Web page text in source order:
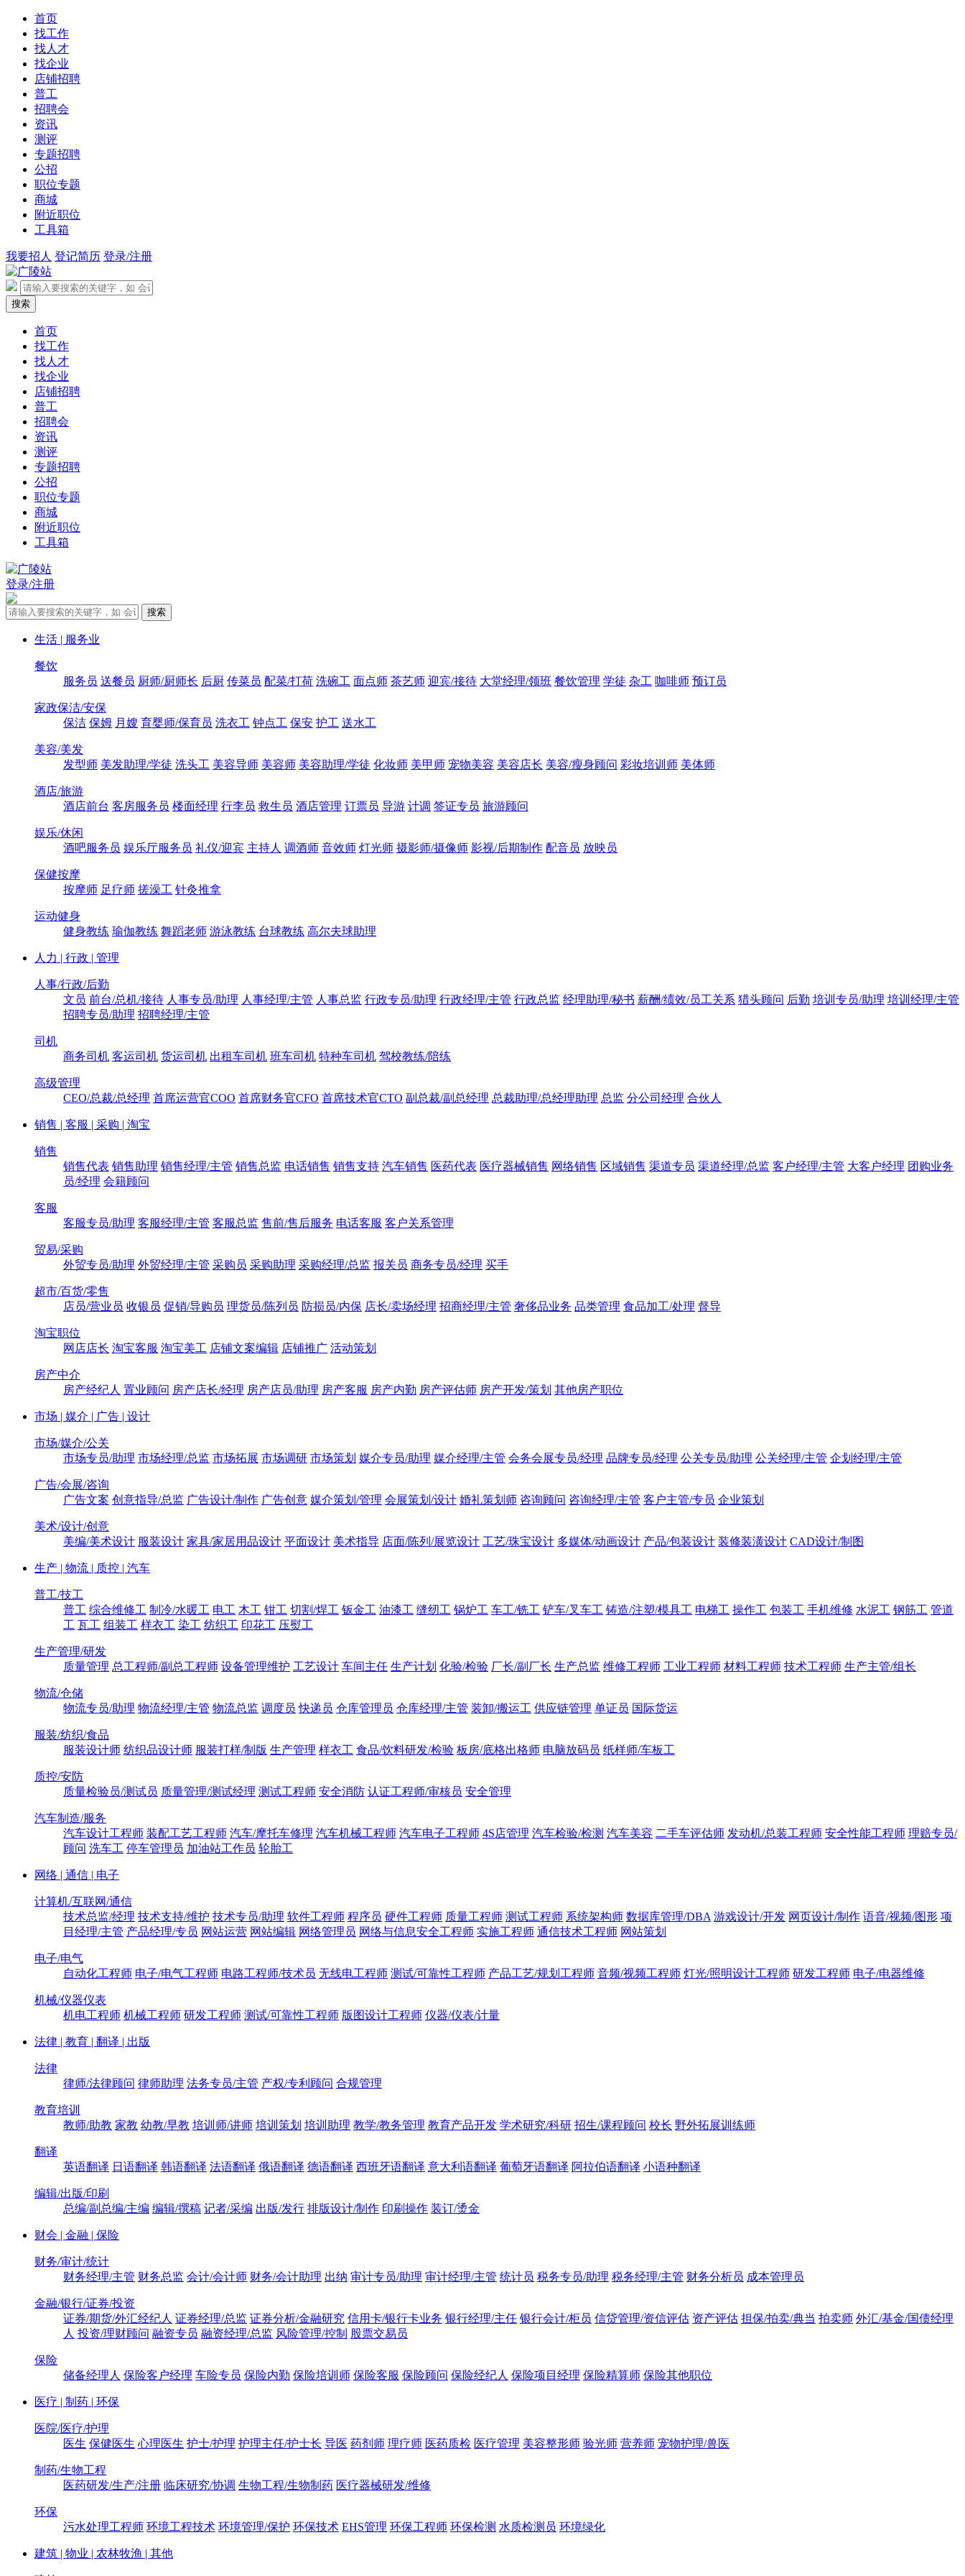
首页
找工作
找人才
找企业
店铺招聘
普工
招聘会
资讯
测评
专题招聘
公招
职位专题
商城
附近职位
工具箱
我要招人 登记简历 登录/注册
首页
找工作
找人才
找企业
店铺招聘
普工
招聘会
资讯
测评
专题招聘
公招
职位专题
商城
附近职位
工具箱
登录/注册
生活 | 服务业
餐饮
服务员 送餐员 厨师/厨师长 后厨 传菜员 配菜/打荷 洗碗工 面点师 茶艺师 迎宾/接待 大堂经理/领班 餐饮管理 学徒 杂工 咖啡师 预订员
家政保洁/安保
保洁 保姆 月嫂 育婴师/保育员 洗衣工 钟点工 保安 护工 送水工
美容/美发
发型师 美发助理/学徒 洗头工 美容导师 美容师 美容助理/学徒 化妆师 美甲师 宠物美容 美容店长 美容/瘦身顾问 彩妆培训师 美体师
酒店/旅游
酒店前台 客房服务员 楼面经理 行李员 救生员 酒店管理 订票员 导游 计调 签证专员 旅游顾问
娱乐/休闲
酒吧服务员 娱乐厅服务员 礼仪/迎宾 主持人 调酒师 音效师 灯光师 摄影师/摄像师 影视/后期制作 配音员 放映员
保健按摩
按摩师 足疗师 搓澡工 针灸推拿
运动健身
健身教练 瑜伽教练 舞蹈老师 游泳教练 台球教练 高尔夫球助理
人力 | 行政 | 管理
人事/行政/后勤
文员 前台/总机/接待 人事专员/助理 人事经理/主管 人事总监 行政专员/助理 行政经理/主管 行政总监 经理助理/秘书 薪酬/绩效/员工关系 猎头顾问 后勤 培训专员/助理 培训经理/主管
招聘专员/助理 招聘经理/主管
司机
商务司机 客运司机 货运司机 出租车司机 班车司机 特种车司机 驾校教练/陪练
高级管理
CEO/总裁/总经理 首席运营官COO 首席财务官CFO 首席技术官CTO 副总裁/副总经理 总裁助理/总经理助理 总监 分公司经理 合伙人
销售 | 客服 | 采购 | 淘宝
销售
销售代表 销售助理 销售经理/主管 销售总监 电话销售 销售支持 汽车销售 医药代表 医疗器械销售 网络销售 区域销售 渠道专员 渠道经理/总监 客户经理/主管 大客户经理 团购业务
员/经理 会籍顾问
客服
客服专员/助理 客服经理/主管 客服总监 售前/售后服务 电话客服 客户关系管理
贸易/采购
外贸专员/助理 外贸经理/主管 采购员 采购助理 采购经理/总监 报关员 商务专员/经理 买手
超市/百货/零售
店员/营业员 收银员 促销/导购员 理货员/陈列员 防损员/内保 店长/卖场经理 招商经理/主管 奢侈品业务 品类管理 食品加工/处理 督导
淘宝职位
网店店长 淘宝客服 淘宝美工 店铺文案编辑 店铺推广 活动策划
房产中介
房产经纪人 置业顾问 房产店长/经理 房产店员/助理 房产客服 房产内勤 房产评估师 房产开发/策划 其他房产职位
市场 | 媒介 | 广告 | 设计
市场/媒介/公关
市场专员/助理 市场经理/总监 市场拓展 市场调研 市场策划 媒介专员/助理 媒介经理/主管 会务会展专员/经理 品牌专员/经理 公关专员/助理 公关经理/主管 企划经理/主管
广告/会展/咨询
广告文案 创意指导/总监 广告设计/制作 广告创意 媒介策划/管理 会展策划/设计 婚礼策划师 咨询顾问 咨询经理/主管 客户主管/专员 企业策划
美术/设计/创意
美编/美术设计 服装设计 家具/家居用品设计 平面设计 美术指导 店面/陈列/展览设计 工艺/珠宝设计 多媒体/动画设计 产品/包装设计 装修装潢设计 CAD设计/制图
生产 | 物流 | 质控 | 汽车
普工/技工
普工 综合维修工 制冷/水暖工 电工 木工 钳工 切割/焊工 钣金工 油漆工 缝纫工 锅炉工 车工/铣工 铲车/叉车工 铸造/注塑/模具工 电梯工 操作工 包装工 手机维修 水泥工 钢筋工 管道
工 瓦工 组装工 样衣工 染工 纺织工 印花工 压熨工
生产管理/研发
质量管理 总工程师/副总工程师 设备管理维护 工艺设计 车间主任 生产计划 化验/检验 厂长/副厂长 生产总监 维修工程师 工业工程师 材料工程师 技术工程师 生产主管/组长
物流/仓储
物流专员/助理 物流经理/主管 物流总监 调度员 快递员 仓库管理员 仓库经理/主管 装卸/搬运工 供应链管理 单证员 国际货运
服装/纺织/食品
服装设计师 纺织品设计师 服装打样/制版 生产管理 样衣工 食品/饮料研发/检验 板房/底格出格师 电脑放码员 纸样师/车板工
质控/安防
质量检验员/测试员 质量管理/测试经理 测试工程师 安全消防 认证工程师/审核员 安全管理
汽车制造/服务
汽车设计工程师 装配工艺工程师 汽车/摩托车修理 汽车机械工程师 汽车电子工程师 4S店管理 汽车检验/检测 汽车美容 二手车评估师 发动机/总装工程师 安全性能工程师 理赔专员/
顾问 洗车工 停车管理员 加油站工作员 轮胎工
网络 | 通信 | 电子
计算机/互联网/通信
技术总监/经理 技术支持/维护 技术专员/助理 软件工程师 程序员 硬件工程师 质量工程师 测试工程师 系统架构师 数据库管理/DBA 游戏设计/开发 网页设计/制作 语音/视频/图形 项
目经理/主管 产品经理/专员 网站运营 网站编辑 网络管理员 网络与信息安全工程师 实施工程师 通信技术工程师 网站策划
电子/电气
自动化工程师 电子/电气工程师 电路工程师/技术员 无线电工程师 测试/可靠性工程师 产品工艺/规划工程师 音频/视频工程师 灯光/照明设计工程师 研发工程师 电子/电器维修
机械/仪器仪表
机电工程师 机械工程师 研发工程师 测试/可靠性工程师 版图设计工程师 仪器/仪表/计量
法律 | 教育 | 翻译 | 出版
法律
律师/法律顾问 律师助理 法务专员/主管 产权/专利顾问 合规管理
教育培训
教师/助教 家教 幼教/早教 培训师/讲师 培训策划 培训助理 教学/教务管理 教育产品开发 学术研究/科研 招生/课程顾问 校长 野外拓展训练师
翻译
英语翻译 日语翻译 韩语翻译 法语翻译 俄语翻译 德语翻译 西班牙语翻译 意大利语翻译 葡萄牙语翻译 阿拉伯语翻译 小语种翻译
编辑/出版/印刷
总编/副总编/主编 编辑/撰稿 记者/采编 出版/发行 排版设计/制作 印刷操作 装订/烫金
财会 | 金融 | 保险
财务/审计/统计
财务经理/主管 财务总监 会计/会计师 财务/会计助理 出纳 审计专员/助理 审计经理/主管 统计员 税务专员/助理 税务经理/主管 财务分析员 成本管理员
金融/银行/证券/投资
证券/期货/外汇经纪人 证券经理/总监 证券分析/金融研究 信用卡/银行卡业务 银行经理/主任 银行会计/柜员 信贷管理/资信评估 资产评估 担保/拍卖/典当 拍卖师 外汇/基金/国债经理
人 投资/理财顾问 融资专员 融资经理/总监 风险管理/控制 股票交易员
保险
储备经理人 保险客户经理 车险专员 保险内勤 保险培训师 保险客服 保险顾问 保险经纪人 保险项目经理 保险精算师 保险其他职位
医疗 | 制药 | 环保
医院/医疗/护理
医生 保健医生 心理医生 护士/护理 护理主任/护士长 导医 药剂师 理疗师 医药质检 医疗管理 美容整形师 验光师 营养师 宠物护理/兽医
制药/生物工程
医药研发/生产/注册 临床研究/协调 生物工程/生物制药 医疗器械研发/维修
环保
污水处理工程师 环境工程技术 环境管理/保护 环保技术 EHS管理 环保工程师 环保检测 水质检测员 环境绿化
建筑 | 物业 | 农林牧渔 | 其他